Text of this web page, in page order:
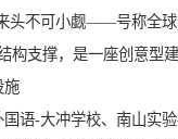
头不可小觑——号称全球
构支撑，是一座创意型建
施
语-大冲学校、南山实验